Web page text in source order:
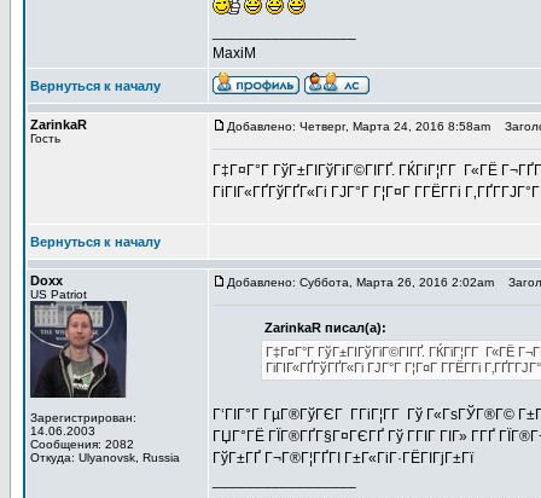
MaxiM
Вернуться к началу
ZarinkaR
Гость
Добавлено: Четверг, Марта 24, 2016 8:58am
Г‡Г¤Г°Г ГўГ±ГІГўГіГ©ГІГҐ. ГЌГіГ¦Г­Г Г«ГЁ
ГіГІГ«ГҐГўГҐГ«Гі ГЈГ°Г Г¦Г¤Г Г­ГЁГ­Гі
Вернуться к началу
Doxx
US Patriot
Зарегистрирован:
14.06.2003
Сообщения: 2082
Откуда: Ulyanovsk, Russia
Добавлено: Суббота, Марта 26, 2016 2:02am
ZarinkaR писал(а):
Г‡Г¤Г°Г ГўГ±ГІГўГіГ©ГІГҐ. ГЌГіГ¦Г­Г Г«ГЁ
ГіГІГ«ГҐГўГҐГ«Гі ГЈГ°Г Г¦Г¤Г Г­ГЁГ­Гі
Г‘ГІГ°Г ГµГ®ГўГЄГ Г­ГіГ¦Г­Г Гў Г«ГѕГЎГ®Г©
ГЏГ°ГЁ ГЇГ®ГҐГ§Г¤ГЄГҐ Гў ГГІГ ГІГ» Г­ГҐ
ГўГ±ГҐ Г¬Г®Г¦ГҐГІ Г±Г«ГіГ·ГЁГІГјГ±Гї